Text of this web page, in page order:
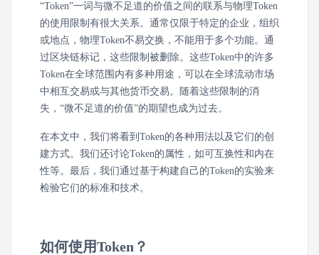
“Token”一词与微不足道的价值之间的联系与物理Token
的使用限制有很大关系。通常仅限于特定的企业，组织
或地点，物理Token不易交换，不能用于多个功能。通
过区块链标记，这些限制被删除。这些Token中的许多
Token在全球范围内有多种用途，可以在全球流动市场
中相互交易或与其他货币交易。随着这些限制的消
失，“微不足道的价值”的期望也成为过去。
在本文中，我们将看到Token的各种用法以及它们的创
建方式。我们还讨论Token的属性，如可互换性和内在
性等。最后，我们通过基于构建自己的Token的实验来
检验它们的标准和技术。
如何使用Token？